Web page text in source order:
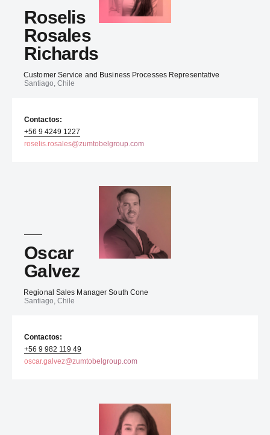
Roselis
Rosales
Richards
Customer Service and Business Processes Representative
Santiago, Chile
Contactos:
+56 9 4249 1227
roselis.rosales@zumtobelgroup.com
Oscar
Galvez
Regional Sales Manager South Cone
Santiago, Chile
Contactos:
+56 9 982 119 49
oscar.galvez@zumtobelgroup.com